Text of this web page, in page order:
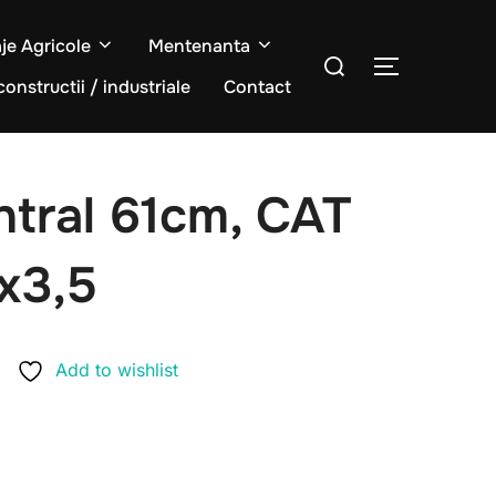
Agricole
Mentenanta
/ industriale Contact
Caută
COMUTĂ
61cm, CAT
Add to wishlist